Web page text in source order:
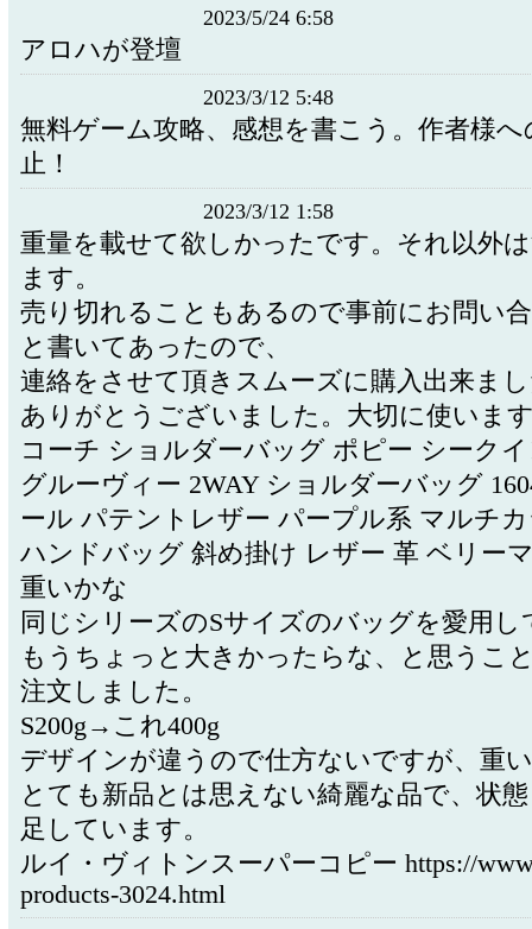
2023/5/24 6:58
アロハが登壇
2023/3/12 5:48
無料ゲーム攻略、感想を書こう。作者様へ
止！
2023/3/12 1:58
重量を載せて欲しかったです。それ以外
ます。
売り切れることもあるので事前にお問い
と書いてあったので、
連絡をさせて頂きスムーズに購入出来ま
ありがとうございました。大切に使いま
コーチ ショルダーバッグ ポピー シーク
グルーヴィー 2WAY ショルダーバッグ
ール パテントレザー パープル系 マルチ
ハンドバッグ 斜め掛け レザー 革 ベリー
重いかな
同じシリーズのSサイズのバッグを愛用し
もうちょっと大きかったらな、と思うこ
注文しました。
S200g→これ400g
デザインが違うので仕方ないですが、重
とても新品とは思えない綺麗な品で、状
足しています。
ルイ・ヴィトンスーパーコピー https://
products-3024.html